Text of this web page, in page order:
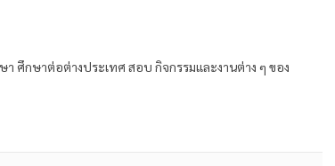
า ศึกษาต่อต่างประเทศ สอบ กิจกรรมและงานต่าง ๆ ของ